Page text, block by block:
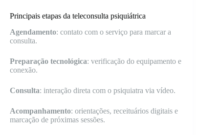
Principais etapas da teleconsulta psiquiátrica
Agendamento: contato com o serviço para marcar a
consulta.
Preparação tecnológica: verificação do equipamento e
conexão.
Consulta: interação direta com o psiquiatra via vídeo.
Acompanhamento: orientações, receituários digitais e
marcação de próximas sessões.